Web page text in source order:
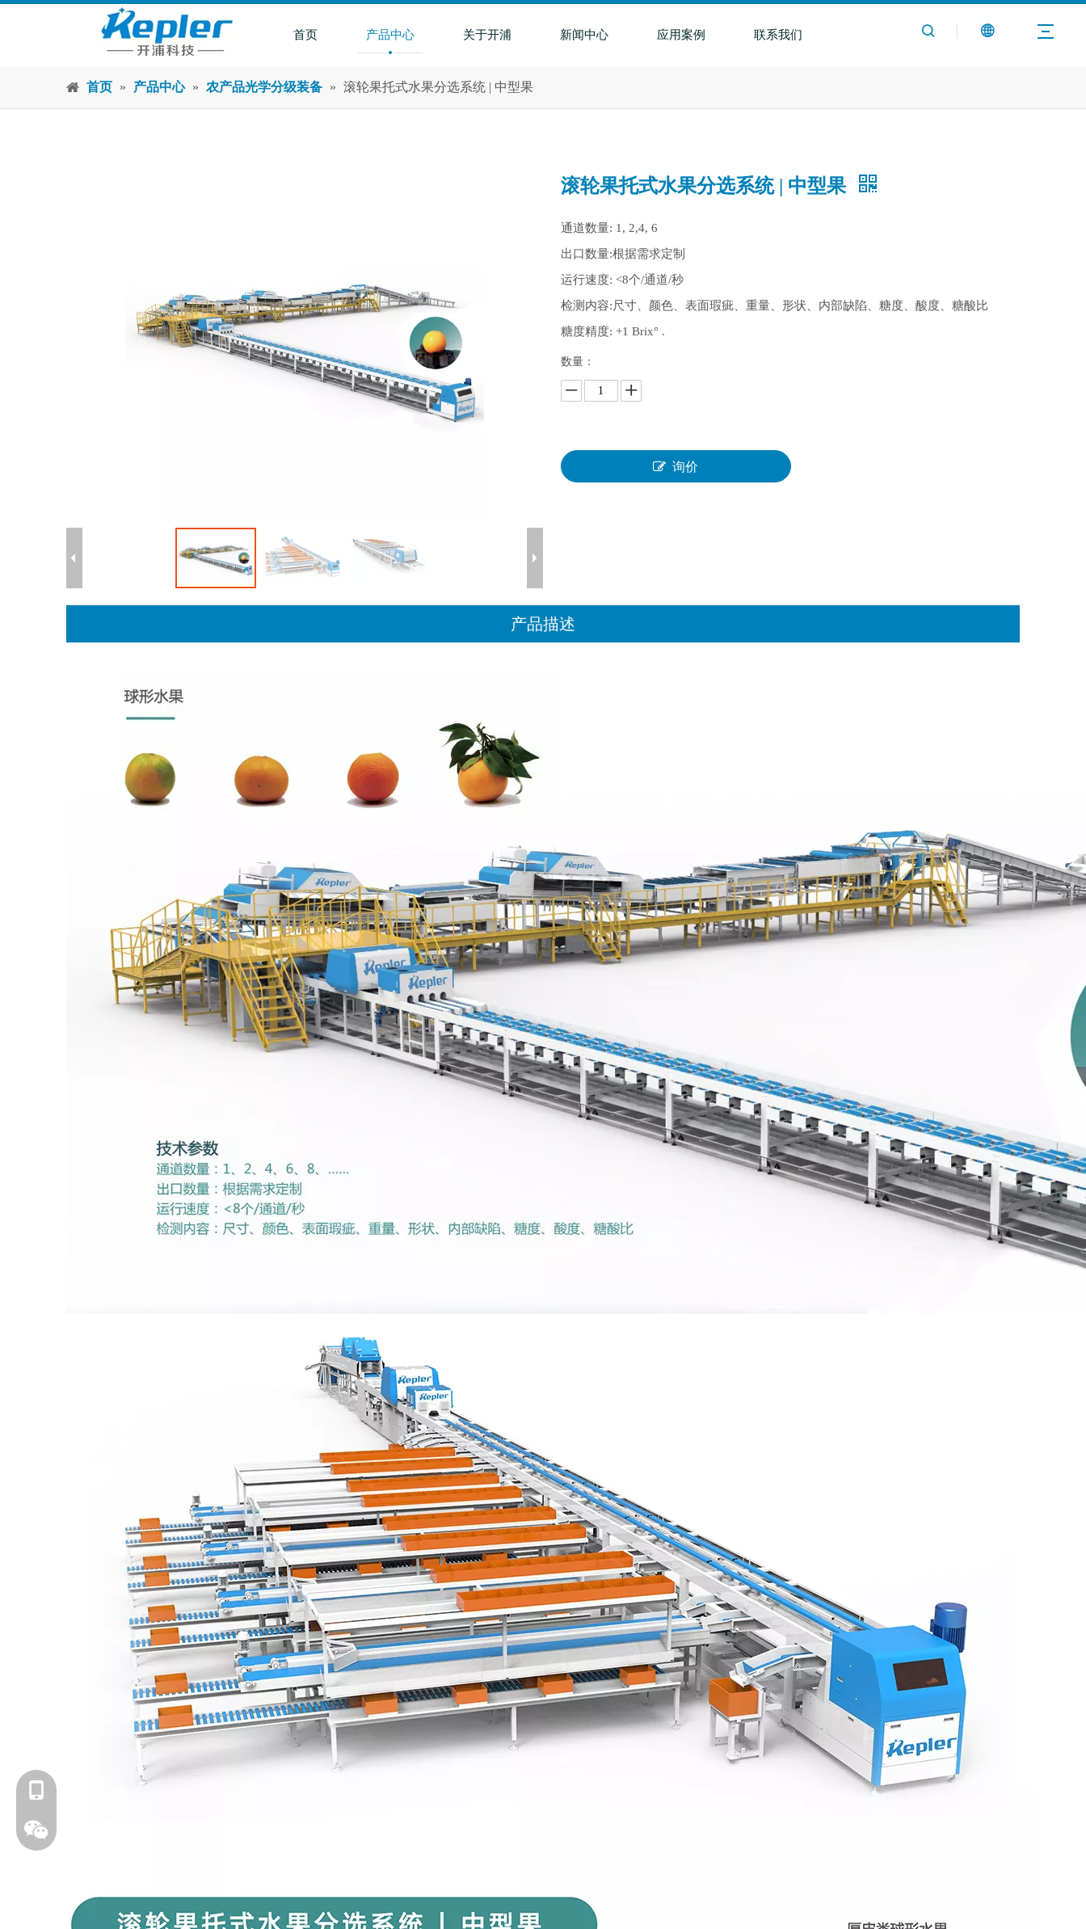
首页 产品中心 关于开浦 新闻中心 应用案例 联系我们
首页 » 产品中心 » 农产品光学分级装备 » 滚轮果托式水果分选系统 | 中型果
滚轮果托式水果分选系统 | 中型果
通道数量: 1, 2,4, 6
出口数量:根据需求定制
运行速度: <8个/通道/秒
检测内容:尺寸、颜色、表面瑕疵、重量、形状、内部缺陷、糖度、酸度、糖酸比
糖度精度: +1 Brix° .
数量：
询价
产品描述